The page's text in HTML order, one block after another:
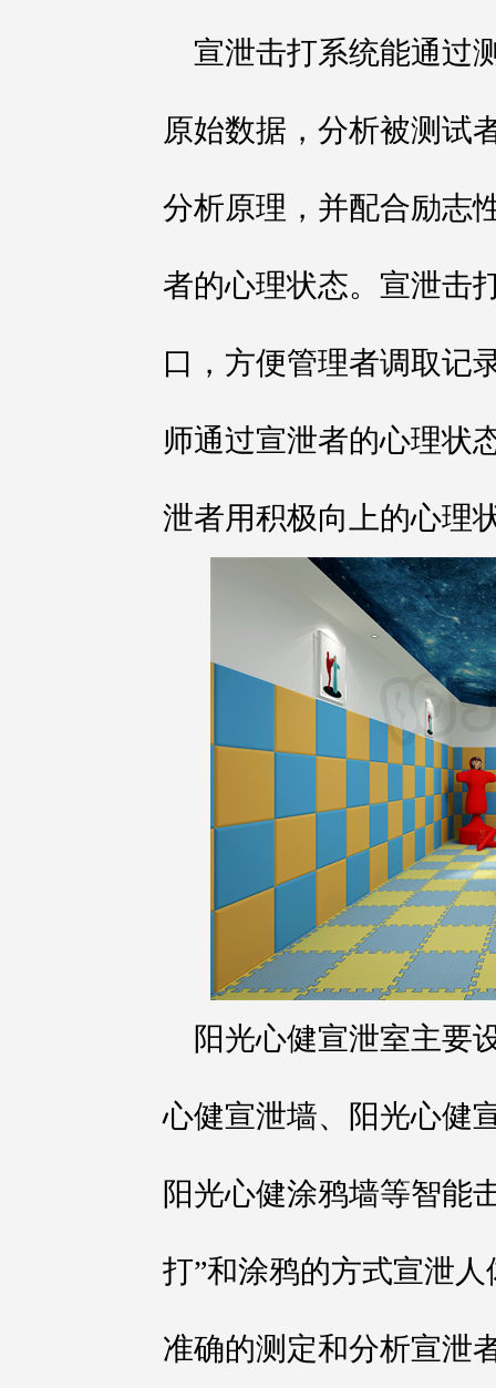
宣泄击打系统能通过
原始数据，分析被测试
分析原理，并配合励志
者的心理状态。宣泄击
口，方便管理者调取记
师通过宣泄者的心理状
泄者用积极向上的心理
阳光心健宣泄室主要
心健宣泄墙、阳光心健
阳光心健涂鸦墙等智能
打”和涂鸦的方式宣泄
准确的测定和分析宣泄